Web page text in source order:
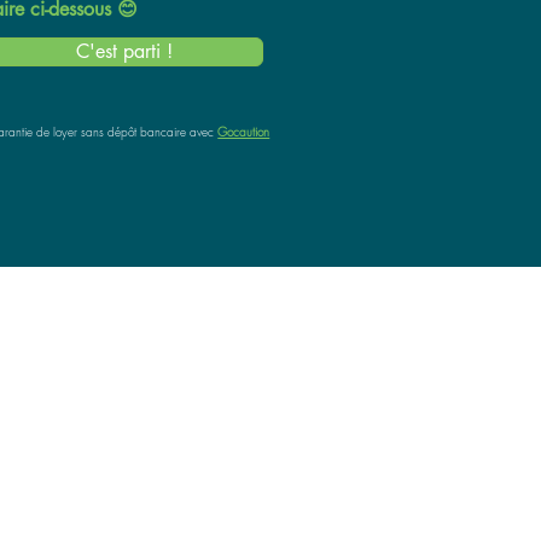
ci-dessous 😊
C'est parti !
de loyer sans dépôt bancaireavecGocaution